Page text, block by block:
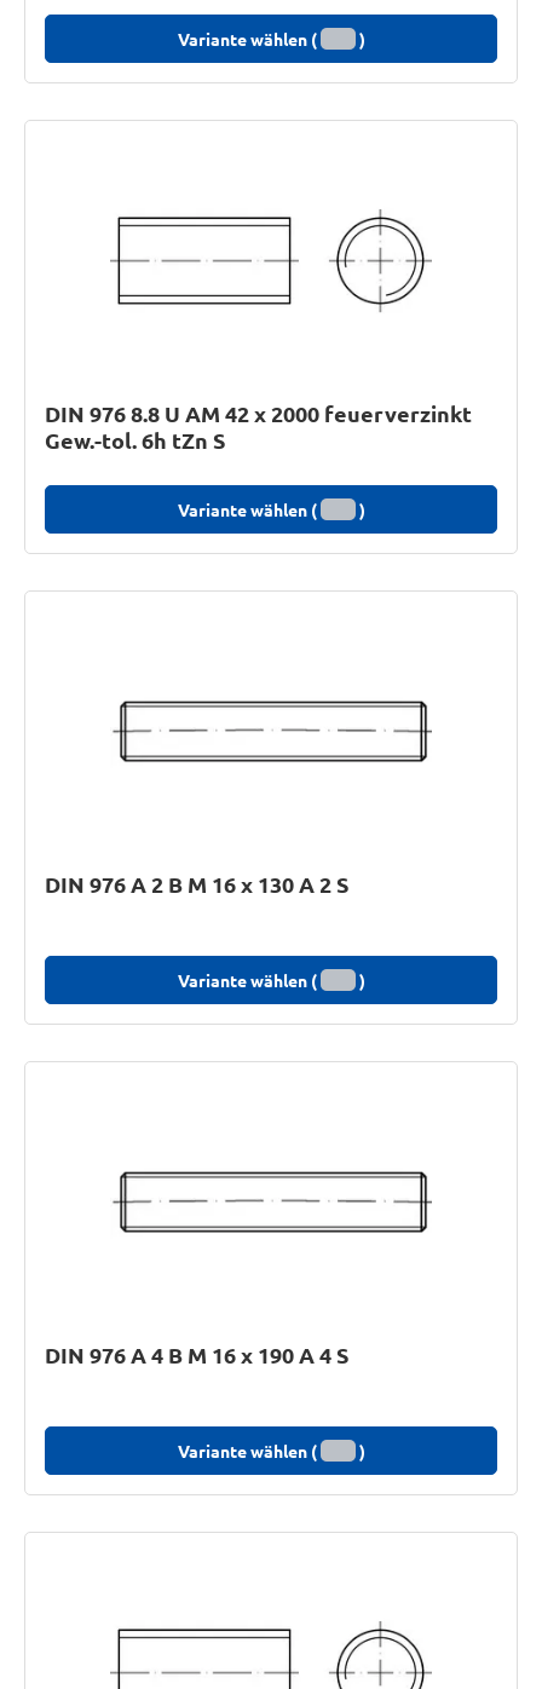
Variante wählen ( )
DIN 976 8.8 U AM 42 x 2000 feuerverzinkt
Gew.-tol. 6h tZn S
Variante wählen ( )
DIN 976 A 2 B M 16 x 130 A 2 S
Variante wählen ( )
DIN 976 A 4 B M 16 x 190 A 4 S
Variante wählen ( )